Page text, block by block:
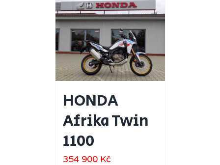
HONDA
Afrika Twin
1100
354 900 Kč